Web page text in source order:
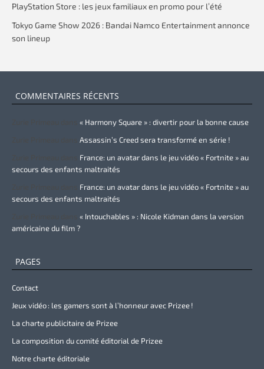
PlayStation Store : les jeux familiaux en promo pour l’été
Tokyo Game Show 2026 : Bandai Namco Entertainment annonce
son lineup
COMMENTAIRES RÉCENTS
« Harmony Square » : divertir pour la bonne cause
Assassin’s Creed sera transformé en série !
France: un avatar dans le jeu vidéo « Fortnite » au
secours des enfants maltraités
France: un avatar dans le jeu vidéo « Fortnite » au
secours des enfants maltraités
« Intouchables » : Nicole Kidman dans la version
américaine du film ?
PAGES
Contact
Jeux vidéo : les gamers sont à l’honneur avec Prizee !
La charte publicitaire de Prizee
La composition du comité éditorial de Prizee
Notre charte éditoriale